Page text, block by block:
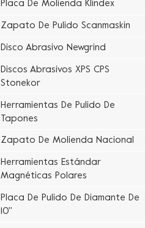
Placa De Molienda Klindex
Zapato De Pulido Scanmaskin
Disco Abrasivo Newgrind
Discos Abrasivos XPS CPS
Stonekor
Herramientas De Pulido De
Tapones
Zapato De Molienda Nacional
Herramientas Estándar
Magnéticas Polares
Placa De Pulido De Diamante De
10''